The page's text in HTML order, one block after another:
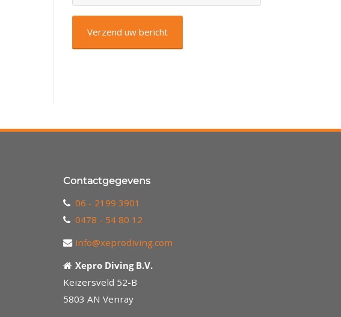
Contactgegevens
06 - 2199 3901
0478 - 54 80 12
info@xeprodiving.com
Xepro Diving B.V.
Keizersveld 52-B
5803 AN Venray